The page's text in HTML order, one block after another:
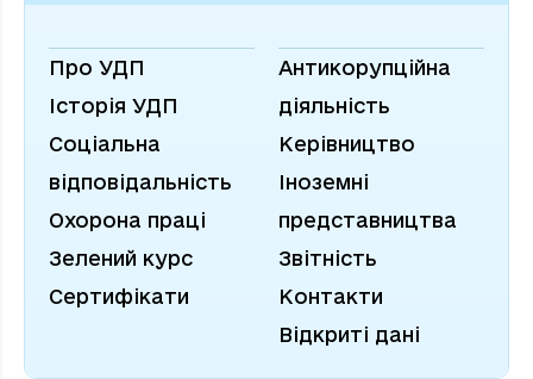
Про УДП
Історія УДП
Соціальна
відповідальність
Охорона праці
Зелений курс
Сертифікати
Антикорупційна
діяльність
Керівництво
Іноземні
представництва
Звітність
Контакти
Відкриті дані